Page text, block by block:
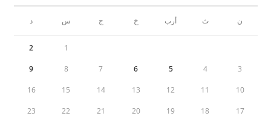
ن ث أرب خ ج س د
1
2
3
4
5
6
7
8
9
10
11
12
13
14
15
16
17
18
19
20
21
22
23